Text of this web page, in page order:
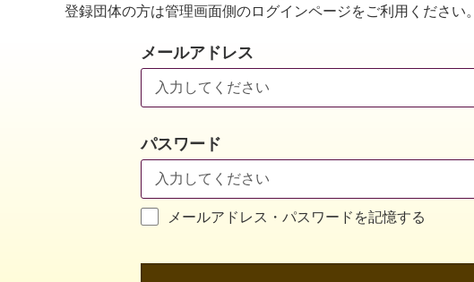
登録団体の方は管理画面側のログインページをご利用ください。
メールアドレス
パスワード
メールアドレス・パスワードを記憶する